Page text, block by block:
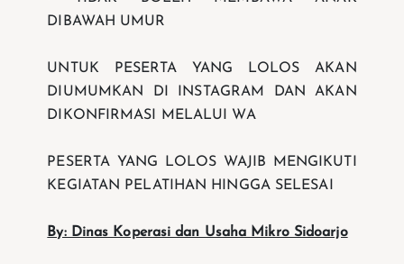
DIBAWAH UMUR
UNTUK PESERTA YANG LOLOS AKAN
DIUMUMKAN DI INSTAGRAM DAN AKAN
DIKONFIRMASI MELALUI WA
PESERTA YANG LOLOS WAJIB MENGIKUTI
KEGIATAN PELATIHAN HINGGA SELESAI
By: Dinas Koperasi dan Usaha Mikro Sidoarjo